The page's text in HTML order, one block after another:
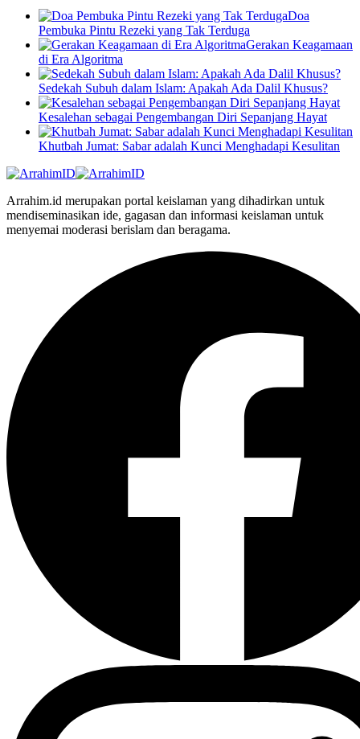
Doa
Pembuka Pintu Rezeki yang Tak Terduga
Gerakan Keagamaan
di Era Algoritma
Sedekah Subuh dalam Islam: Apakah Ada Dalil Khusus?
Kesalehan sebagai Pengembangan Diri Sepanjang Hayat
Khutbah Jumat: Sabar adalah Kunci Menghadapi Kesulitan
Arrahim.id merupakan portal keislaman yang dihadirkan untuk
mendiseminasikan ide, gagasan dan informasi keislaman untuk
menyemai moderasi berislam dan beragama.